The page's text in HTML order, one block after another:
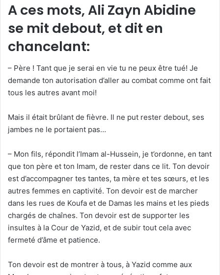
A ces mots, Ali Zayn Abidine
se mit debout, et dit en
chancelant:
– Père ! Tant que je serai en vie tu ne peux être tué! Je
demande ton autorisation d’aller au combat comme ont fait
tous les autres avant moi!
Mais il était brûlant de fièvre. Il ne put rester debout, ses
jambes ne le portaient pas…
– Mon fils, répondit l’Imam al-Hussein, je t’ordonne, en tant
que ton père et ton Imam, de rester dans ce lit. Ton devoir
est d’accompagner tes tantes, ta mère et tes sœurs, et les
autres femmes en captivité. Ton devoir est de marcher
dans les rues de Koufa et de Damas les mains et les pieds
chargés de chaînes. Ton devoir est de supporter les
insultes à la Cour de Yazid, et de subir tout cela avec
fermeté d’âme et patience.
Ton devoir est de montrer à tous, à Yazid comme aux